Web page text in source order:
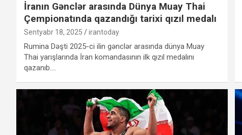
İranın Gənclər arasında Dünya Muay Thai
Çempionatında qazandığı tarixi qızıl medalı
Sentyabr 18, 2025 irantoday
Rumina Dəşti 2025-ci ilin gənclər arasında dünya Muay
Thai yarışlarında İran komandasının ilk qızıl medalını
qazanıb.…